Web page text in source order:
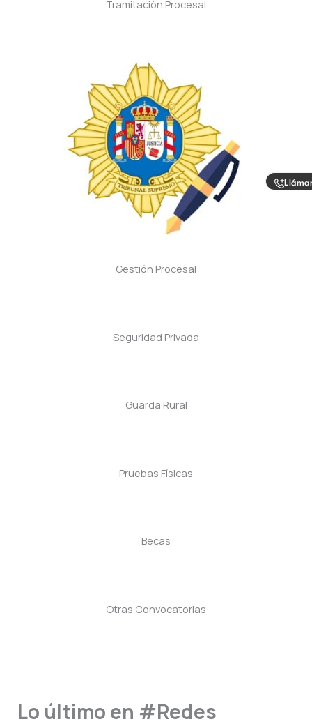
Tramitación Procesal
Gestión Procesal
Seguridad Privada
Guarda Rural
Pruebas Físicas
Becas
Otras Convocatorias
Lo último en #Redes